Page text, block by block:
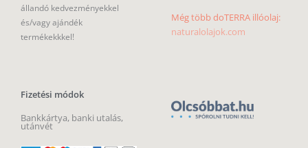
állandó kedvezményekkel
és/vagy ajándék
termékekkkel!
Fizetési módok
Bankkártya, banki utalás,
utánvét
Még több doTERRA illóolaj:
naturalolajok.com